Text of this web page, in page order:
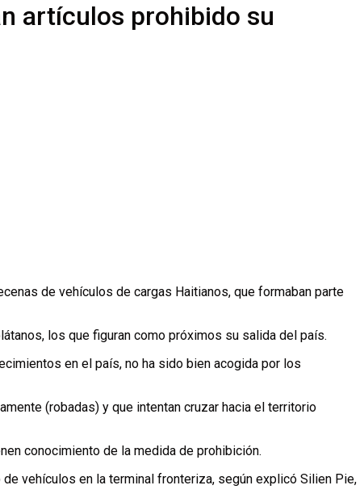
artículos prohibido su
de vehículos de cargas Haitianos, que formaban parte
los que figuran como próximos su salida del país.
en el país, no ha sido bien acogida por los
(robadas) y que intentan cruzar hacia el territorio
conocimiento de la medida de prohibición.
vehículos en la terminal fronteriza, según explicó Silien Pie,